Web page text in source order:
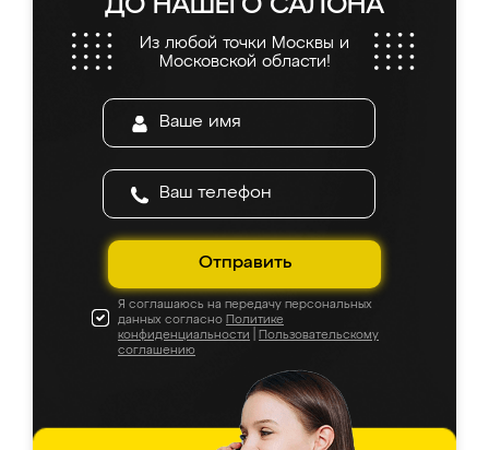
ДО НАШЕГО САЛОНА
Из любой точки Москвы и
Московской области!
Отправить
Я соглашаюсь на передачу персональных
данных согласно Политике
конфиденциальности
Пользовательскому
соглашению